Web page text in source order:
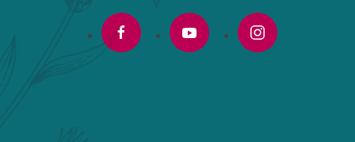
facebook youtube instagram